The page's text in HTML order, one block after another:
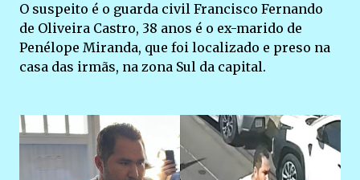
O suspeito é o guarda civil Francisco Fernando
de Oliveira Castro, 38 anos é o ex-marido de
Penélope Miranda, que foi localizado e preso na
casa das irmãs, na zona Sul da capital.